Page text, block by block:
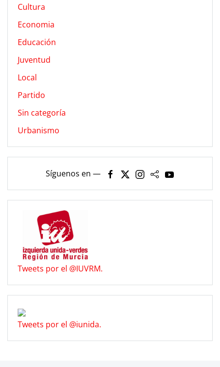
Cultura
Economia
Educación
Juventud
Local
Partido
Sin categoría
Urbanismo
Síguenos en —
Tweets por el @IUVRM.
Tweets por el @iunida.